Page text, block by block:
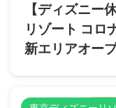
【ディズニー
リゾート コロ
新エリアオー